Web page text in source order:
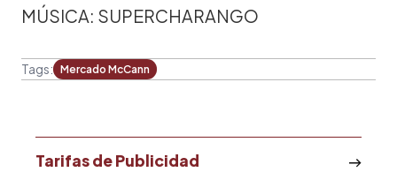
MÚSICA: SUPERCHARANGO
Tags: Mercado McCann
Tarifas de Publicidad